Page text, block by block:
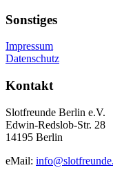
Sonstiges
Impressum
Datenschutz
Kontakt
Slotfreunde Berlin e.V.
Edwin-Redslob-Str. 28
14195 Berlin
eMail: